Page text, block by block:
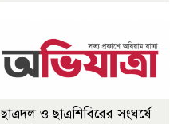
ছাত্রদল ও ছাত্রশিবিরের সংঘর্ষে